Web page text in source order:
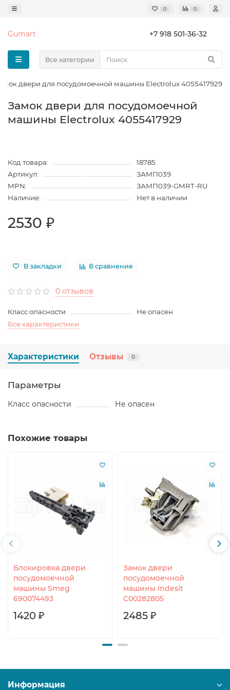
0 0
Gumart +7 918 501-36-32
Все категории
двери для посудомоечной машины Electrolux 4055417929
Замок двери для посудомоечной
машины Electrolux 4055417929
Код товара:
18785
Артикул:
ЗАМП039
MPN:
ЗАМП039-GMRT-RU
Наличие:
Нет в наличии
2530 ₽
В закладки В сравнение
0 отзывов
Класс опасности
Не опасен
Все характеристики
Характеристики Отзывы 0
Параметры
Класс опасности Не опасен
Похожие товары
Блокировка двери
посудомоечной
машины Smeg
690074493
1420 ₽
Замок двери
посудомоечной
машины Indesit
C00282805
2485 ₽
Информация